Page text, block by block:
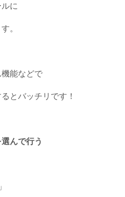
に
。
能などで
とバッチリです！
んで行う